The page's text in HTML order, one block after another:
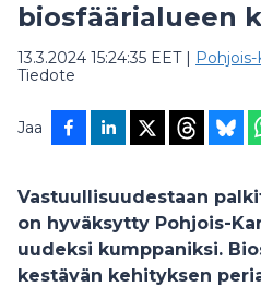
biosfäärialueen
13.3.2024 15:24:35 EET| Pohjois-
Tiedote
Jaa
Vastuullisuudestaan
on hyväksytty Pohjois-
uudeksi kumppaniksi.
kestävän kehityksen